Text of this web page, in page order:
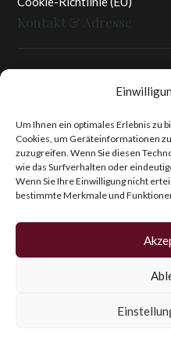
Um Ihnen ein optimales Erlebnis zu
Cookies, um Geräteinformationen
zuzugreifen. Wenn Sie diesen
wie das Surfverhalten oder
Wenn Sie Ihre Einwilligung nicht
bestimmte Merkmale und
Kontakt & Adresse
Heinz Enzinger-Panitz
Aussergernwallen 3
94166 Stubenberg
Deutschland
Tel.:+49 (0)8574 - 91 97 79
info@pfingstrosen.eu
Copyright © 2026